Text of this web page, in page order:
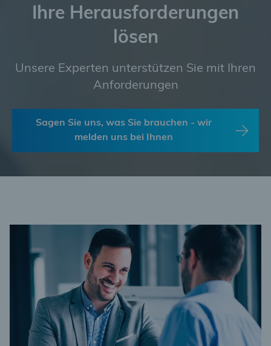
Ihre Herausforderungen
lösen
Unsere Experten unterstützen Sie mit Ihren
Anforderungen
Sagen Sie uns, was Sie brauchen - wir
melden uns bei Ihnen